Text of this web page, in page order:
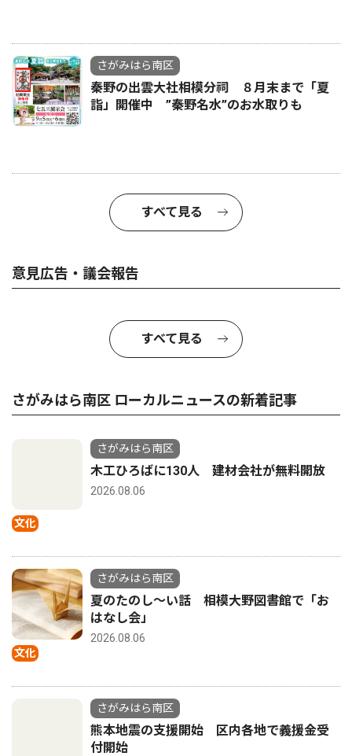
さがみはら南区
秦野の出雲大社相模分祠 ８月末まで「夏
詣」開催中 ”秦野名水”のお水取りも
すべて見る
意見広告・議会報告
すべて見る
さがみはら南区 ローカルニュースの新着記事
文化
さがみはら南区
木工ひろばに130人 建材会社が無料開放
2026.08.06
文化
さがみはら南区
夏のたのし〜い話 相模大野図書館で「お
はなし会」
2026.08.06
さがみはら南区
熊本地震の支援開始 区内各地で義援金受
付開始